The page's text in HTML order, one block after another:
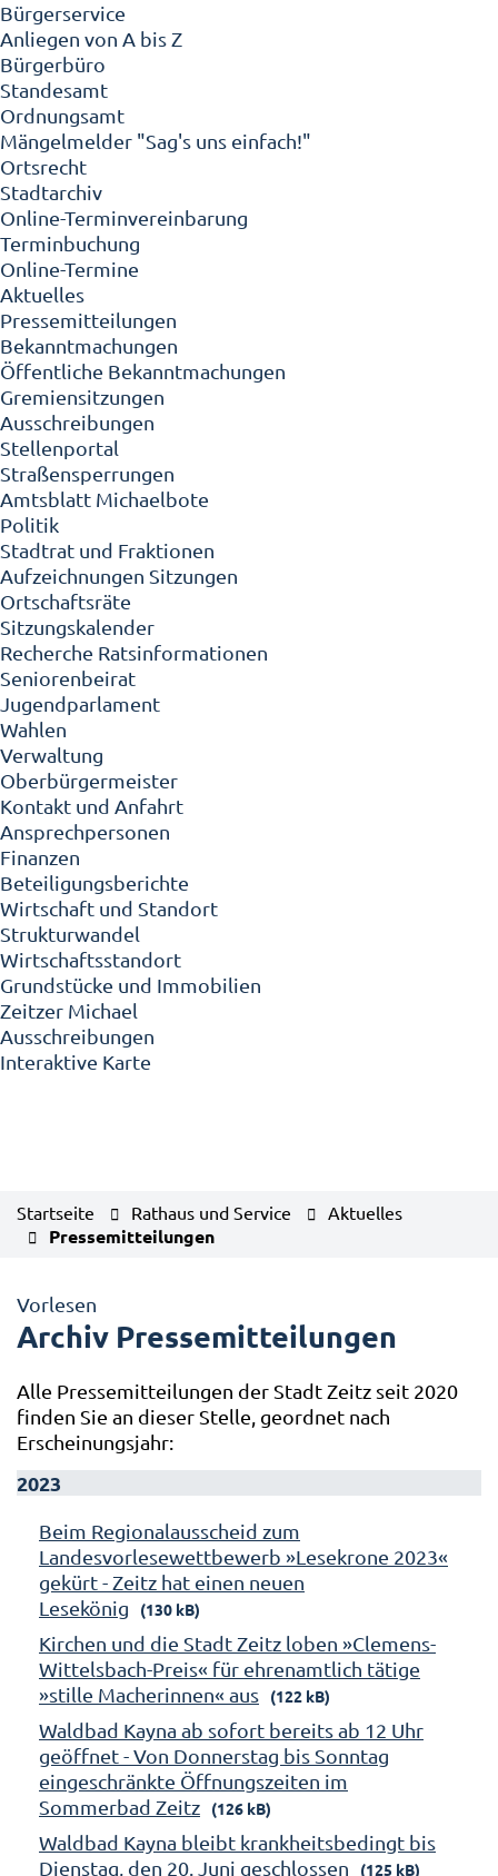
Bürgerservice
Anliegen von A bis Z
Bürgerbüro
Standesamt
Ordnungsamt
Mängelmelder "Sag's uns einfach!"
Ortsrecht
Stadtarchiv
Online-Terminvereinbarung
Terminbuchung
Online-Termine
Aktuelles
Pressemitteilungen
Bekanntmachungen
Öffentliche Bekanntmachungen
Gremiensitzungen
Ausschreibungen
Stellenportal
Straßensperrungen
Amtsblatt Michaelbote
Politik
Stadtrat und Fraktionen
Aufzeichnungen Sitzungen
Ortschaftsräte
Sitzungskalender
Recherche Ratsinformationen
Seniorenbeirat
Jugendparlament
Wahlen
Verwaltung
Oberbürgermeister
Kontakt und Anfahrt
Ansprechpersonen
Finanzen
Beteiligungsberichte
Wirtschaft und Standort
Strukturwandel
Wirtschaftsstandort
Grundstücke und Immobilien
Zeitzer Michael
Ausschreibungen
Interaktive Karte
Startseite Rathaus und Service Aktuelles
Pressemitteilungen
Vorlesen
Archiv Pressemitteilungen
Alle Pressemitteilungen der Stadt Zeitz seit 2020
finden Sie an dieser Stelle, geordnet nach
Erscheinungsjahr:
2023
Beim Regionalausscheid zum
Landesvorlesewettbewerb »Lesekrone 2023«
gekürt - Zeitz hat einen neuen
Lesekönig
(130 kB)
Kirchen und die Stadt Zeitz loben »Clemens-
Wittelsbach-Preis« für ehrenamtlich tätige
»stille Macherinnen« aus
(122 kB)
Waldbad Kayna ab sofort bereits ab 12 Uhr
geöffnet - Von Donnerstag bis Sonntag
eingeschränkte Öffnungszeiten im
Sommerbad Zeitz
(126 kB)
Waldbad Kayna bleibt krankheitsbedingt bis
Dienstag, den 20. Juni geschlossen
(125 kB)